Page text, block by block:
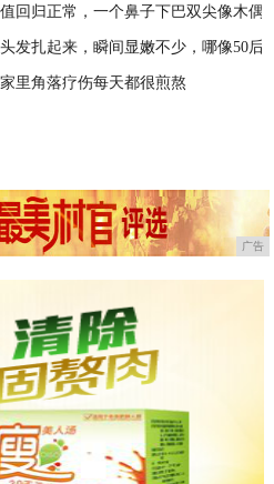
2020-04-15
回归正常，一个鼻子下巴双尖像木偶
2020-04-15
发扎起来，瞬间显嫩不少，哪像50后
2020-04-15
里角落疗伤每天都很煎熬
广告